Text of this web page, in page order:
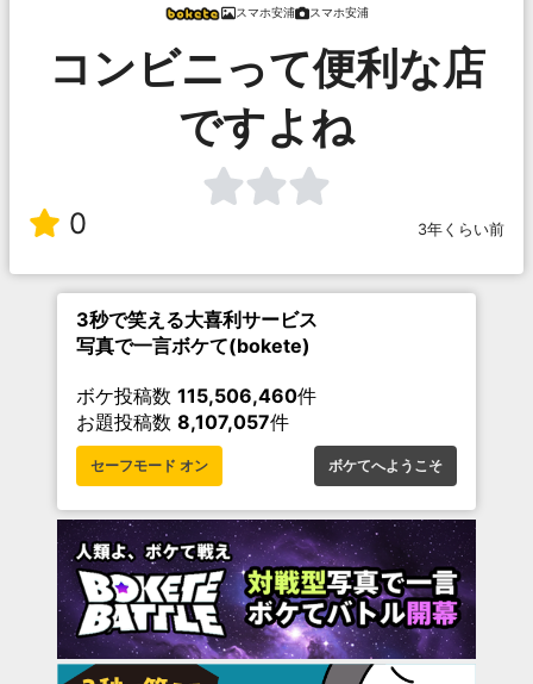
スマホ安浦 スマホ安浦
コンビニって便利な店
ですよね
0 3年くらい前
3秒で笑える大喜利サービス
写真で一言ボケて(bokete)
ボケ投稿数 115,506,460件
お題投稿数 8,107,057件
セーフモード オン ボケてへようこそ